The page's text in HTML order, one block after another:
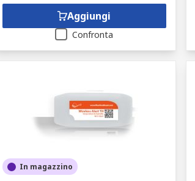
Aggiungi
Confronta
In magazzino